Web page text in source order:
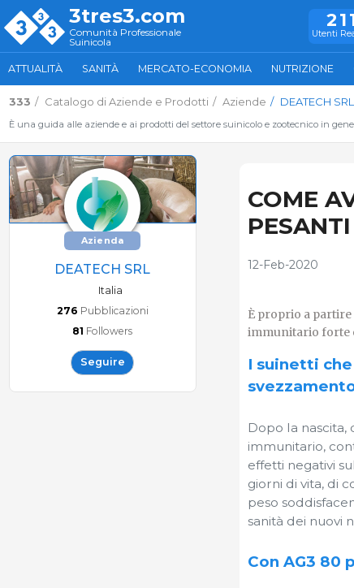
3tres3.com
Comunità Professionale
Suinicola
Utenti
ATTUALITÀ SANITÀ MERCATO-ECONOMIA NUTRIZIONE
333 Catalogo di Aziende e Prodotti Aziende DEATECH SRL
È una guida alle aziende e ai prodotti del settore suinicolo e zootecnico in
Azienda
DEATECH SRL
Italia
276 Pubblicazioni
81 Followers
Seguire
COME
12-Feb-2020
È proprio a
immunitario forte
I suinetti
Dopo la nascita,
immunitario,
effetti negativi
giorni di vita, di
peso
sanità dei nuovi
Con AG3 80